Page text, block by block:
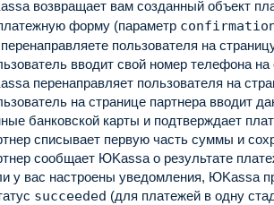
возвращает вам созданный объект
форму (параметр
пользователя на
вводит свой номер телефона на
перенаправляет пользователя на
на странице партнера вводит
банковской карты и подтверждает
списывает первую часть суммы и
сообщает ЮKassa о результате
у вас настроены уведомления, ЮKassa
succeeded (для платежей в одну